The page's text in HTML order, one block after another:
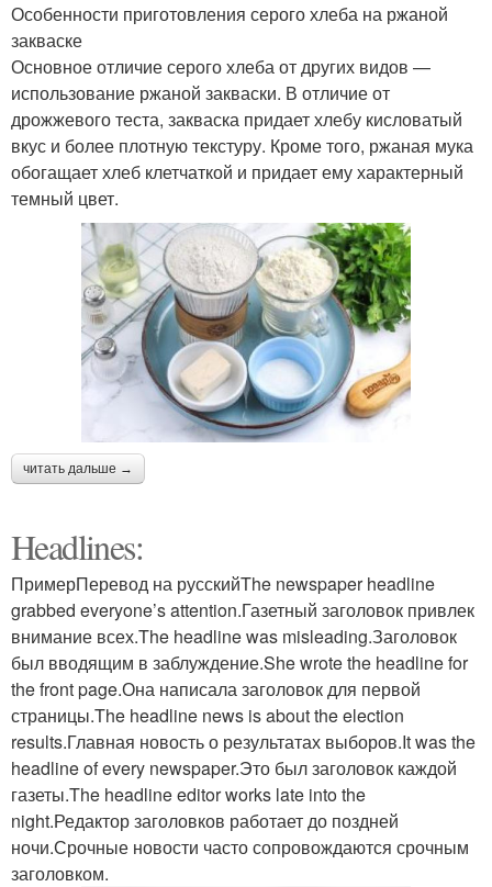
Особенности приготовления серого хлеба на ржаной
закваске
Основное отличие серого хлеба от других видов —
использование ржаной закваски. В отличие от
дрожжевого теста, закваска придает хлебу кисловатый
вкус и более плотную текстуру. Кроме того, ржаная мука
обогащает хлеб клетчаткой и придает ему характерный
темный цвет.
читать дальше →
Headlines:
ПримерПеревод на русскийThe newspaper headline
grabbed everyone’s attention.Газетный заголовок привлек
внимание всех.The headline was misleading.Заголовок
был вводящим в заблуждение.She wrote the headline for
the front page.Она написала заголовок для первой
страницы.The headline news is about the election
results.Главная новость о результатах выборов.It was the
headline of every newspaper.Это был заголовок каждой
газеты.The headline editor works late into the
night.Редактор заголовков работает до поздней
ночи.Срочные новости часто сопровождаются срочным
заголовком.